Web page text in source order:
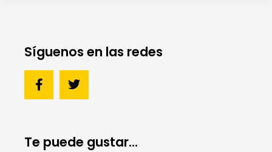
Síguenos en las redes
Te puede gustar...